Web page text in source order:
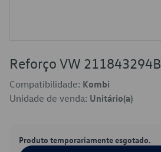
Reforço VW 211843294B
Compatibilidade: Kombi
Unidade de venda: Unitário(a)
Produto temporariamente esgotado.